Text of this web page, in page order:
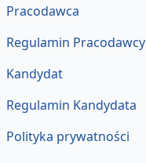
Pracodawca
Regulamin Pracodawcy
Kandydat
Regulamin Kandydata
Polityka prywatności